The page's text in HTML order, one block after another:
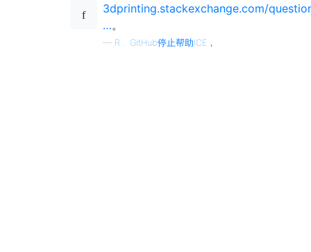
3dprinting.stackexchange.com/
…。
— R .. GitHub停止帮助ICE，